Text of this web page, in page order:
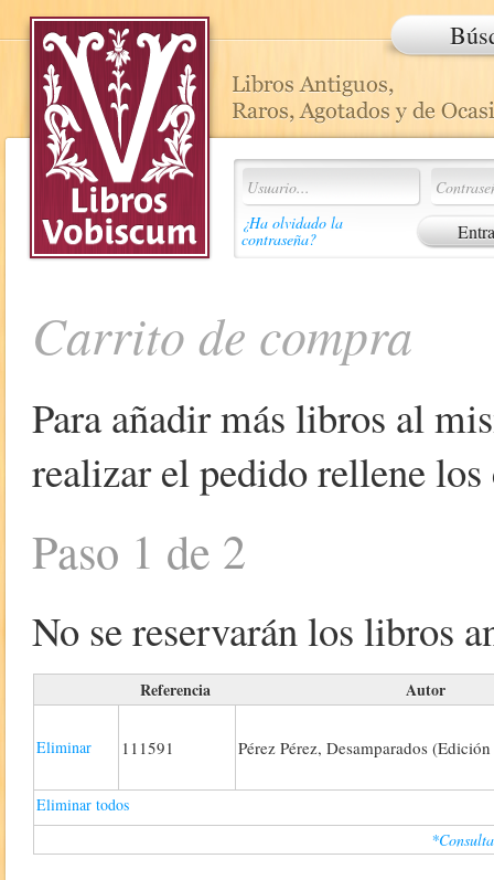
¿Ha olvidado la
contraseña?
Carrito de compra
Para añadir más libros al
realizar el pedido rellene
Paso 1 de 2
No se reservarán los libros
Referencia Autor
Eliminar 111591 Pérez Pérez, Desamparados
Eliminar todos